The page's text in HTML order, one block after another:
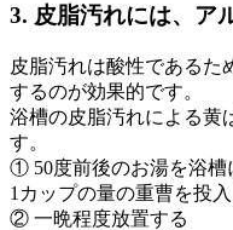
3. 皮脂汚れには、ア
皮脂汚れは酸性であるた
するのが効果的です。
浴槽の皮脂汚れによる黄
す。
① 50度前後のお湯を浴槽
1カップの量の重曹を投
② 一晩程度放置する